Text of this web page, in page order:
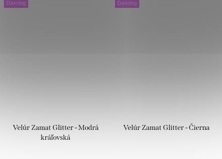
Dancing
Velúr Zamat Glitter - Modrá
kráľovská
Dancing
Velúr Zamat Glitter - Čierna